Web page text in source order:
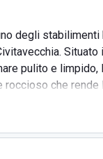
degli stabilimenti
Situato
pulito e limpido,
roccioso che rende
trovare
mangiare pranzo